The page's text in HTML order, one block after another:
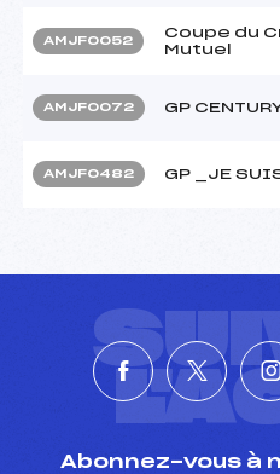
AMJF0052
Coupe du
Mutuel
AMJF0072 GP
AMJF0482 GP _JE
Abonnez-vous à